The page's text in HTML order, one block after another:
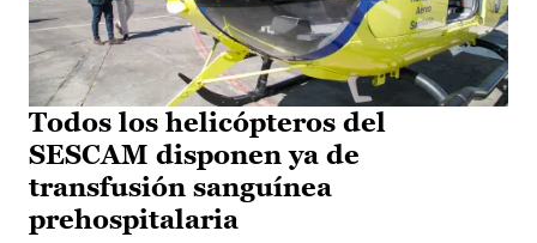
Todos los helicópteros del
SESCAM disponen ya de
transfusión sanguínea
prehospitalaria